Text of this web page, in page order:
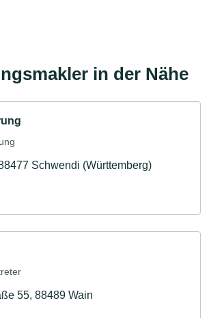
in der Nähe
Schwendi (Württemberg)
55, 88489 Wain